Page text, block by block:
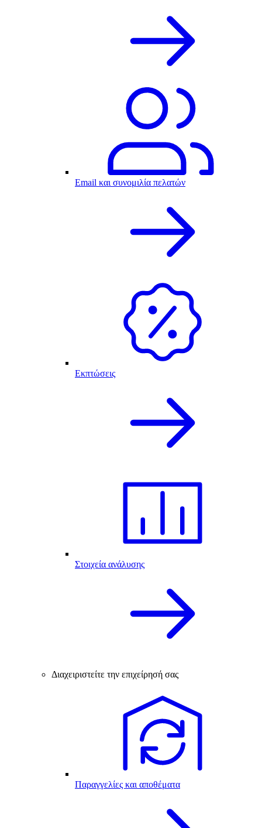
Email και συνομιλία πελατών
Εκπτώσεις
Στοιχεία ανάλυσης
Διαχειριστείτε την επιχείρησή σας
Παραγγελίες και αποθέματα